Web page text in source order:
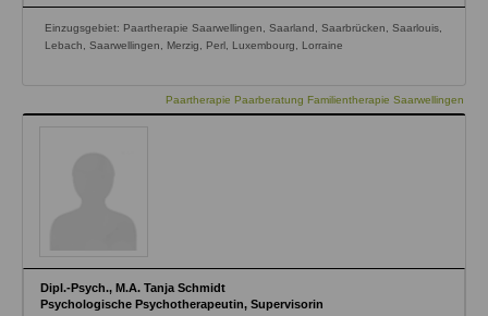
Einzugsgebiet: Paartherapie Saarwellingen, Saarland, Saarbrücken, Saarlouis,
Lebach, Saarwellingen, Merzig, Perl, Luxembourg, Lorraine
Paartherapie Paarberatung Familientherapie Saarwellingen
Dipl.-Psych., M.A. Tanja Schmidt
Psychologische Psychotherapeutin, Supervisorin